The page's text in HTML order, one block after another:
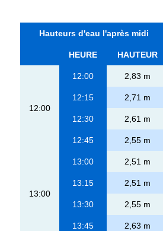
Hauteurs d'eau l'après midi
HEURE HAUTEUR
12:00
12:00 2,83 m
12:15 2,71 m
12:30 2,61 m
12:45 2,55 m
13:00
13:00 2,51 m
13:15 2,51 m
13:30 2,55 m
13:45 2,63 m